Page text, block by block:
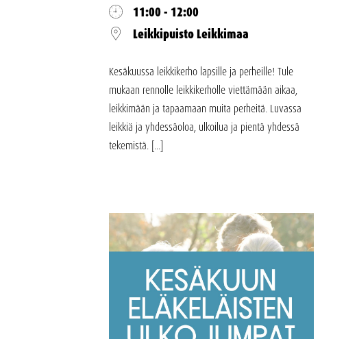
11:00 - 12:00
Leikkipuisto Leikkimaa
Kesäkuussa leikkikerho lapsille ja perheille! Tule
mukaan rennolle leikkikerholle viettämään aikaa,
leikkimään ja tapaamaan muita perheitä. Luvassa
leikkiä ja yhdessäoloa, ulkoilua ja pientä yhdessä
tekemistä. [...]